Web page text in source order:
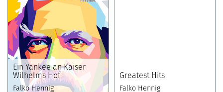
Ein Yankee an Kaiser
Wilhelms Hof
Falko Hennig
Greatest Hits
Falko Hennig